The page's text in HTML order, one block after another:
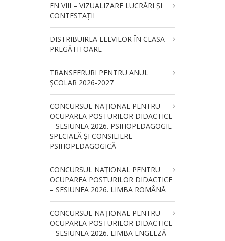
EN VIII – VIZUALIZARE LUCRĂRI ȘI
CONTESTAȚII
DISTRIBUIREA ELEVILOR ÎN CLASA
PREGĂTITOARE
TRANSFERURI PENTRU ANUL
ȘCOLAR 2026-2027
CONCURSUL NAŢIONAL PENTRU
OCUPAREA POSTURILOR DIDACTICE
– SESIUNEA 2026. PSIHOPEDAGOGIE
SPECIALĂ ȘI CONSILIERE
PSIHOPEDAGOGICĂ
CONCURSUL NAŢIONAL PENTRU
OCUPAREA POSTURILOR DIDACTICE
– SESIUNEA 2026. LIMBA ROMÂNĂ
CONCURSUL NAŢIONAL PENTRU
OCUPAREA POSTURILOR DIDACTICE
– SESIUNEA 2026. LIMBA ENGLEZĂ